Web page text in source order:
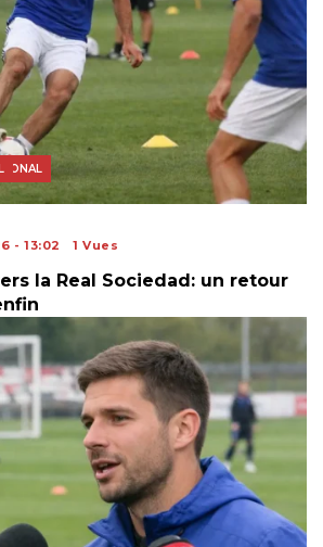
- 13:02 1 Vues
la Real Sociedad: un retour